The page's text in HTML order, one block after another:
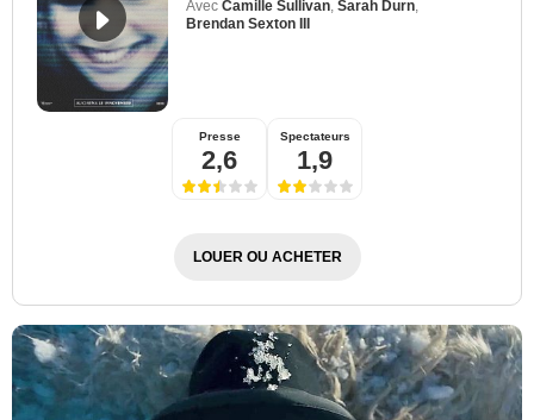
Avec Camille Sullivan, Sarah Durn,
Brendan Sexton III
Presse
2,6
Spectateurs
1,9
LOUER OU ACHETER